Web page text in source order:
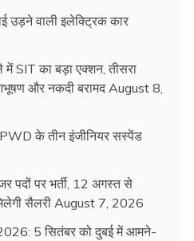
उड़ने वाली इलेक्ट्रिक कार
में SIT का बड़ा एक्शन, तीसरा
और नकदी बरामद August 8,
के तीन इंजीनियर सस्पेंड
पदों पर भर्ती, 12 अगस्त से
सैलरी August 7, 2026
5 सितंबर को दुबई में आमने-